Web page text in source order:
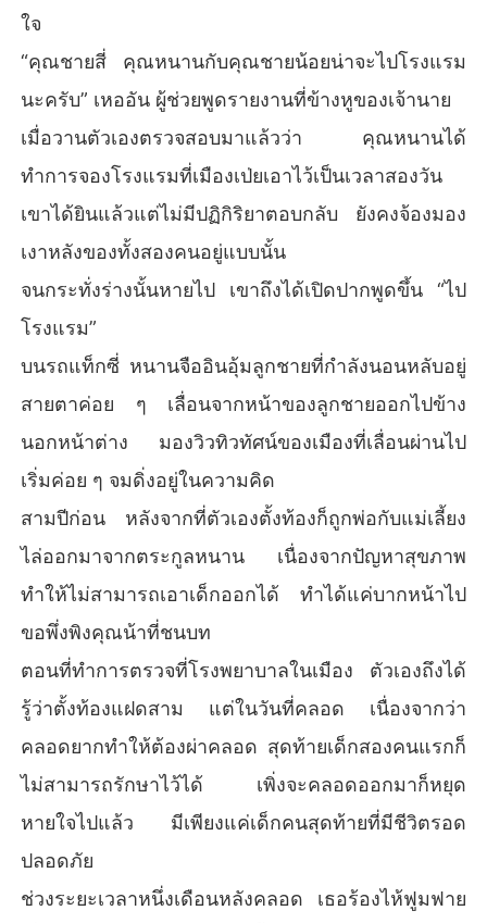
ใจ
“คุณชายสี่ คุณหนานกับคุณชายน้อยน่าจะไปโรงแรม
นะครับ” เหออัน ผู้ช่วยพูดรายงานที่ข้างหูของเจ้านาย
เมื่อวานตัวเองตรวจสอบมาแล้วว่า คุณหนานได้
ทำการจองโรงแรมที่เมืองเป่ยเอาไว้เป็นเวลาสองวัน
เขาได้ยินแล้วแต่ไม่มีปฏิกิริยาตอบกลับ ยังคงจ้องมอง
เงาหลังของทั้งสองคนอยู่แบบนั้น
จนกระทั่งร่างนั้นหายไป เขาถึงได้เปิดปากพูดขึ้น “ไป
โรงแรม”
บนรถแท็กซี่ หนานจืออินอุ้มลูกชายที่กำลังนอนหลับอยู่
สายตาค่อย ๆ เลื่อนจากหน้าของลูกชายออกไปข้าง
นอกหน้าต่าง มองวิวทิวทัศน์ของเมืองที่เลื่อนผ่านไป
เริ่มค่อย ๆ จมดิ่งอยู่ในความคิด
สามปีก่อน หลังจากที่ตัวเองตั้งท้องก็ถูกพ่อกับแม่เลี้ยง
ไล่ออกมาจากตระกูลหนาน เนื่องจากปัญหาสุขภาพ
ทำให้ไม่สามารถเอาเด็กออกได้ ทำได้แค่บากหน้าไป
ขอพึ่งพิงคุณน้าที่ชนบท
ตอนที่ทำการตรวจที่โรงพยาบาลในเมือง ตัวเองถึงได้
รู้ว่าตั้งท้องแฝดสาม แต่ในวันที่คลอด เนื่องจากว่า
คลอดยากทำให้ต้องผ่าคลอด สุดท้ายเด็กสองคนแรกก็
ไม่สามารถรักษาไว้ได้ เพิ่งจะคลอดออกมาก็หยุด
หายใจไปแล้ว มีเพียงแค่เด็กคนสุดท้ายที่มีชีวิตรอด
ปลอดภัย
ช่วงระยะเวลาหนึ่งเดือนหลังคลอด เธอร้องไห้ฟูมฟาย